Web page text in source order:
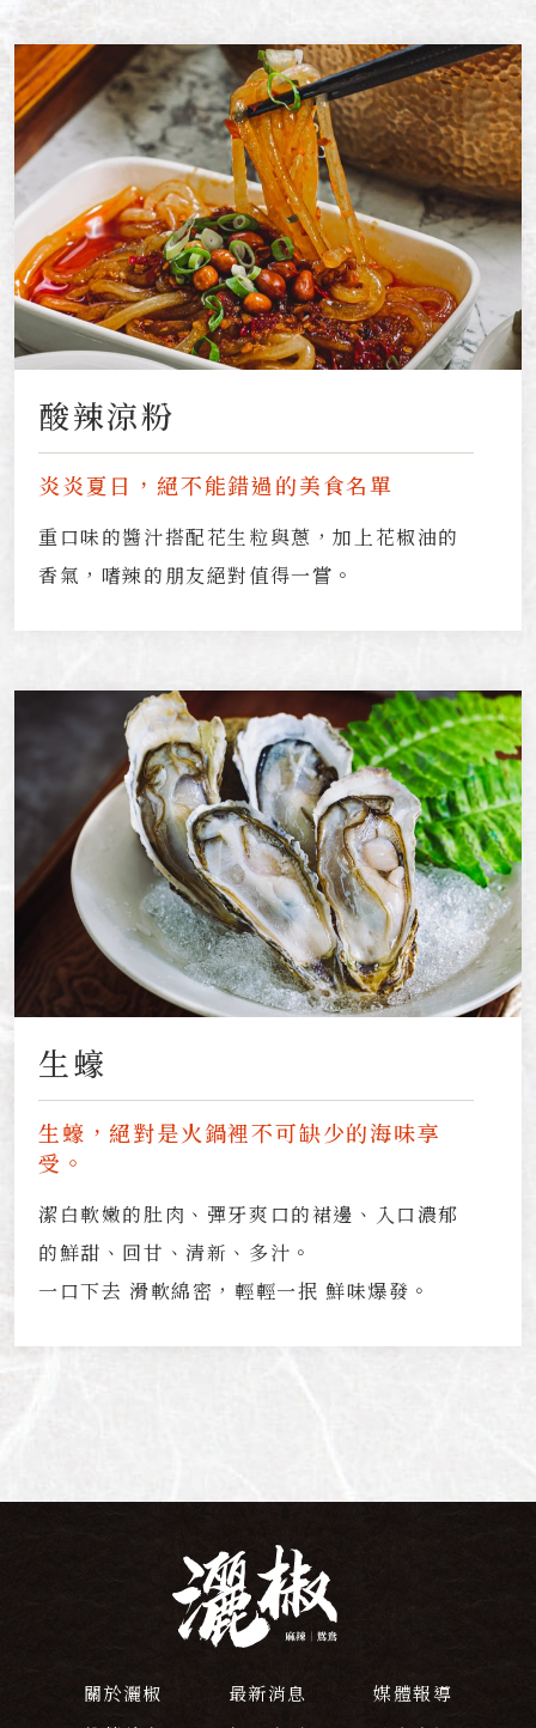
酸辣涼粉
炎炎夏日，絕不能錯過的美食名單
重口味的醬汁搭配花生粒與蔥，加上花椒油的
香氣，嗜辣的朋友絕對值得一嘗。
生蠔
生蠔，絕對是火鍋裡不可缺少的海味享
受。
潔白軟嫩的肚肉、彈牙爽口的裙邊、入口濃郁
的鮮甜、回甘、清新、多汁。
一口下去 滑軟綿密，輕輕一抿 鮮味爆發。
關於灑椒 最新消息
媒體報導